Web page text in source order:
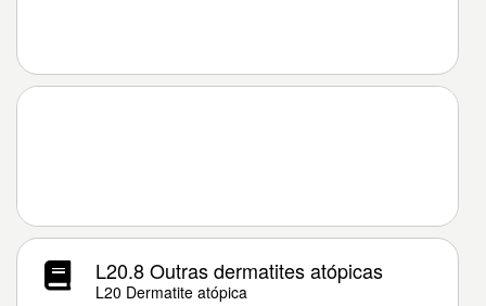
L20.8 Outras dermatites atópicas
L20 Dermatite atópica